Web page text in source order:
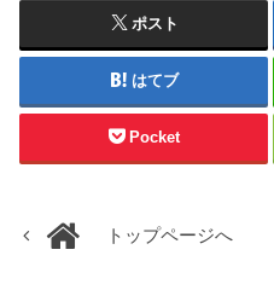
ポスト
はてブ
Pocket
トップページへ